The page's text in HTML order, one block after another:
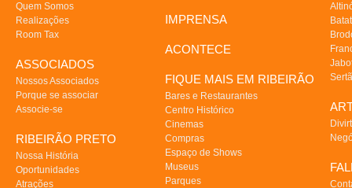
Quem Somos
Realizações
Room Tax
ASSOCIADOS
Nossos Associados
Porque se associar
Associe-se
RIBEIRÃO PRETO
Nossa História
Oportunidades
Atrações
IMPRENSA
ACONTECE
FIQUE MAIS EM RIBEIRÃO
Bares e Restaurantes
Centro Histórico
Cinemas
Compras
Espaço de Shows
Museus
Parques